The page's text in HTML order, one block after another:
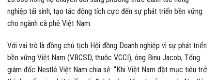
nghiệp tái sinh, tạo tác động tích cực đến sự phát triển bền vững
cho ngành cà phê Việt Nam.
Với vai trò là đồng chủ tịch Hội đồng Doanh nghiệp vì sự phát triển
bền vững Việt Nam (VBCSD, thuộc VCCI), ông Binu Jacob, Tổng
giám đốc Nestlé Việt Nam chia sẻ: “Khi Việt Nam đặt mục tiêu trở